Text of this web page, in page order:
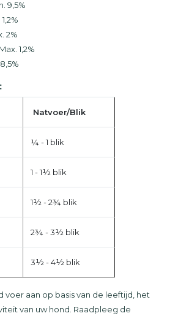
9,5%
2%
1,2%
Natvoer/Blik
¼ - 1 blik
1 - 1½ blik
1½ - 2¾ blik
2¾ - 3½ blik
3½ - 4½ blik
voer aan op basis van de leeftijd, het
van uw hond. Raadpleeg de